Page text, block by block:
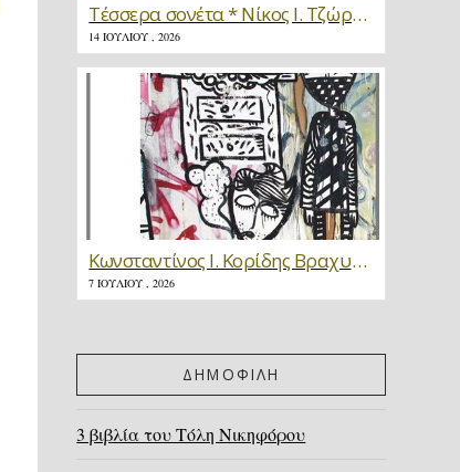
Τέσσερα σονέτα * Νίκος Ι. Τζώρτζης
14 ΙΟΥΛΊΟΥ , 2026
Κωνσταντίνος Ι. Κορίδης Βραχυγραφίες * Κριτική
7 ΙΟΥΛΊΟΥ , 2026
ΔΗΜΟΦΙΛΗ
3 βιβλία του Τόλη Νικηφόρου